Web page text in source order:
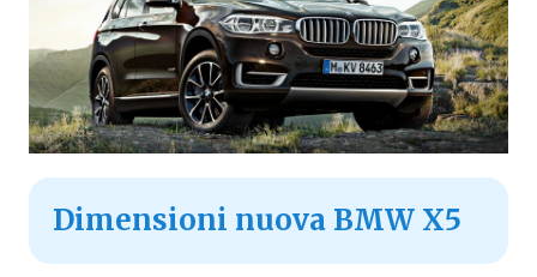
Dimensioni nuova BMW X5